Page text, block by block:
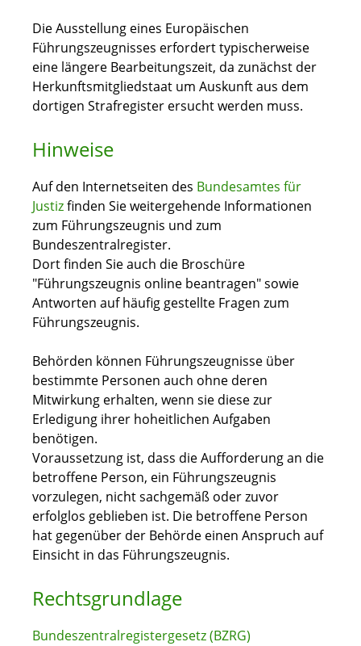
Die Ausstellung eines Europäischen
Führungszeugnisses erfordert typischerweise
eine längere Bearbeitungszeit, da zunächst der
Herkunftsmitgliedstaat um Auskunft aus dem
dortigen Strafregister ersucht werden muss.
Hinweise
Auf den Internetseiten des Bundesamtes für
Justizfinden Sie weitergehende Informationen
zum Führungszeugnis und zum
Bundeszentralregister.
Dort finden Sie auch die Broschüre
"Führungszeugnis online beantragen" sowie
Antworten auf häufig gestellte Fragen zum
Führungszeugnis.
Behörden können Führungszeugnisse über
bestimmte Personen auch ohne deren
Mitwirkung erhalten, wenn sie diese zur
Erledigung ihrer hoheitlichen Aufgaben
benötigen.
Voraussetzung ist, dass die Aufforderung an die
betroffene Person, ein Führungszeugnis
vorzulegen, nicht sachgemäß oder zuvor
erfolglos geblieben ist. Die betroffene Person
hat gegenüber der Behörde einen Anspruch auf
Einsicht in das Führungszeugnis.
Rechtsgrundlage
Bundeszentralregistergesetz (BZRG)